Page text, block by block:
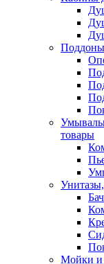
товары
Мойки и